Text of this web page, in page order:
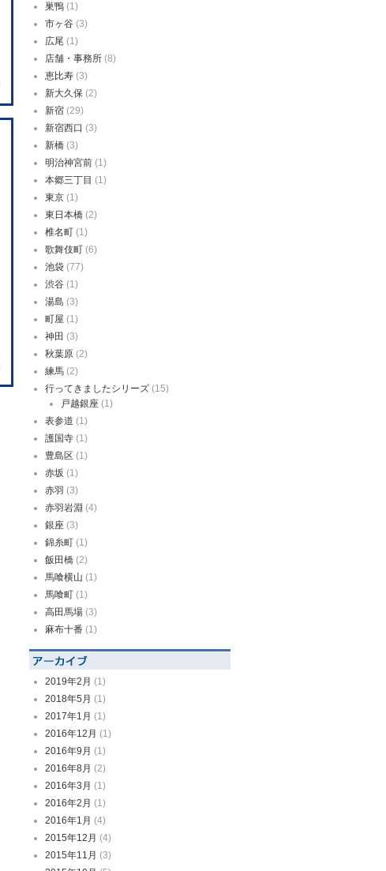
巣鴨 (1)
市ヶ谷 (3)
広尾 (1)
店舗・事務所 (8)
恵比寿 (3)
新大久保 (2)
新宿 (29)
新宿西口 (3)
新橋 (3)
明治神宮前 (1)
本郷三丁目 (1)
東京 (1)
東日本橋 (2)
椎名町 (1)
歌舞伎町 (6)
池袋 (77)
渋谷 (1)
湯島 (3)
町屋 (1)
神田 (3)
秋葉原 (2)
練馬 (2)
行ってきましたシリーズ (15)
戸越銀座 (1)
表参道 (1)
護国寺 (1)
豊島区 (1)
赤坂 (1)
赤羽 (3)
赤羽岩淵 (4)
銀座 (3)
錦糸町 (1)
飯田橋 (2)
馬喰横山 (1)
馬喰町 (1)
高田馬場 (3)
麻布十番 (1)
2019年2月 (1)
2018年5月 (1)
2017年1月 (1)
2016年12月 (1)
2016年9月 (1)
2016年8月 (2)
2016年3月 (1)
2016年2月 (1)
2016年1月 (4)
2015年12月 (4)
2015年11月 (3)